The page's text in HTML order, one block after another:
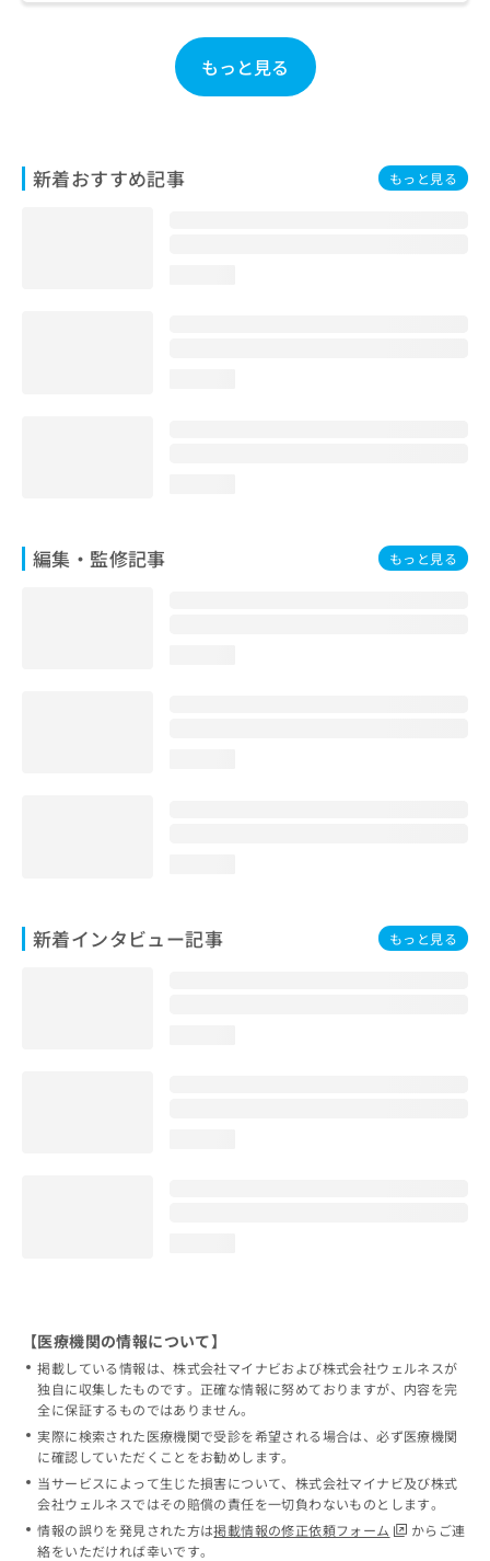
もっと見る
新着おすすめ記事 もっと見る
編集・監修記事 もっと見る
新着インタビュー記事 もっと見る
こ
ち
【医療機関の情報について】
掲載している情報は、株式会社マイナビおよび株式会社ウェルネスが
独自に収集したものです。正確な情報に努めておりますが、内容を完
全に保証するものではありません。
実際に検索された医療機関で受診を希望される場合は、必ず医療機関
に確認していただくことをお勧めします。
当サービスによって生じた損害について、株式会社マイナビ及び株式
会社ウェルネスではその賠償の責任を一切負わないものとします。
情報の誤りを発見された方は掲載情報の修正依頼フォーム
からご連
絡をいただければ幸いです。